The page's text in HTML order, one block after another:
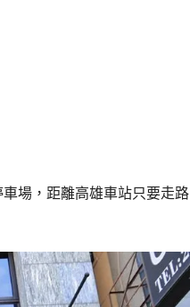
場，距離高雄車站只要走路